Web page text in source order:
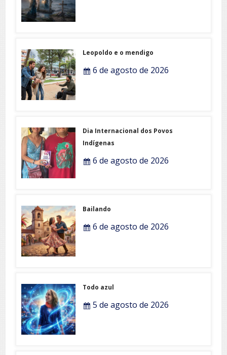
Leopoldo e o mendigo
6 de agosto de 2026
Dia Internacional dos Povos
Indígenas
6 de agosto de 2026
Bailando
6 de agosto de 2026
Todo azul
5 de agosto de 2026